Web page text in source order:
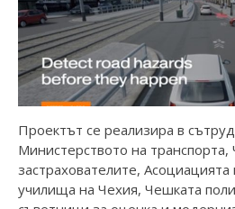
Проектът се реализира в
Министерството на
застрахователите,
училища на Чехия, Чешката